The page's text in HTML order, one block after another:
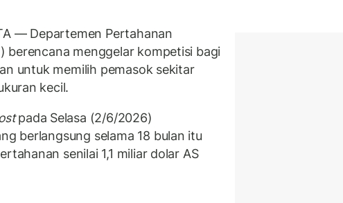
— Departemen Pertahanan
berencana menggelar kompetisi bagi
untuk memilih pemasok sekitar
kecil.
pada Selasa (2/6/2026)
berlangsung selama 18 bulan itu
senilai 1,1 miliar dolar AS